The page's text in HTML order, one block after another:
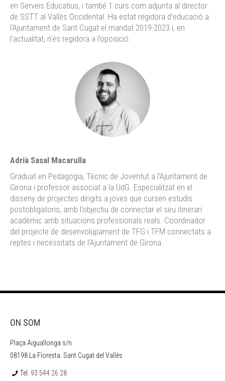
en Serveis Educatius, i també 1 curs com adjunta al director
de SSTT al Vallès Occidental. Ha estat regidora d’educació a
l’Ajuntament de Sant Cugat el mandat 2019-2023 i, en
l’actualitat, n’és regidora a l’oposició.
Adrià Sasal Macarulla
Graduat en Pedagogia, Tècnic de Joventut a l’Ajuntament de
Girona i professor associat a la UdG. Especialitzat en el
disseny de projectes dirigits a joves que cursen estudis
postobligatoris, amb l’objectiu de connectar el seu itinerari
acadèmic amb situacions professionals reals. Coordinador
del projecte de desenvolupament de TFG i TFM connectats a
reptes i necessitats de l’Ajuntament de Girona.
ON SOM
Plaça Aiguallonga s/n
08198 La Floresta. Sant Cugat del Vallès
Tel. 93 544 26 28